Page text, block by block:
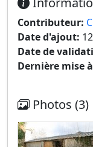
Contributeur:
Date d'ajout:
Date de
Dernière mise
Photos (3)